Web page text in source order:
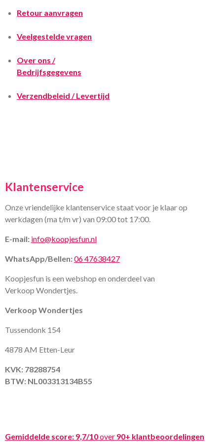
Retour aanvragen
Veelgestelde vragen
Over ons /
Bedrijfsgegevens
Verzendbeleid / Levertijd
Klantenservice
Onze vriendelijke klantenservice staat voor je klaar op
werkdagen (ma t/m vr) van 09:00 tot 17:00.
E-mail: info@koopjesfun.nl
WhatsApp/Bellen:06 47638427
Koopjesfun is een webshop en onderdeel van
Verkoop Wondertjes.
Verkoop Wondertjes
Tussendonk 154
4878 AM Etten-Leur
KVK: 78288754
BTW: NL003313134B55
Gemiddelde score: 9,7/10over 90+ klantbeoordelingen